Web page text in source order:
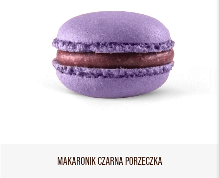
MAKARONIK CZARNA PORZECZKA